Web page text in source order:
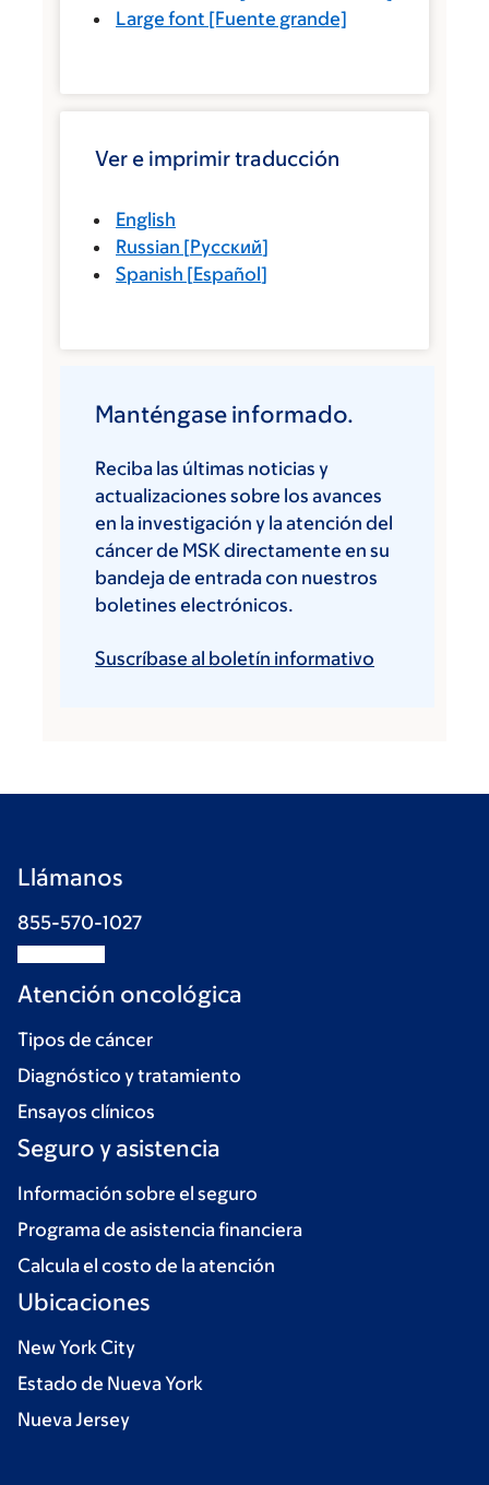
Large font [Fuente grande]
Ver e imprimir traducción
English
Russian [Русский]
Spanish [Español]
Manténgase informado.
Reciba las últimas noticias y
actualizaciones sobre los avances
en la investigación y la atención del
cáncer de MSK directamente en su
bandeja de entrada con nuestros
boletines electrónicos.
Suscríbase al boletín informativo
Llámanos
855-570-1027
Atención oncológica
Tipos de cáncer
Diagnóstico y tratamiento
Ensayos clínicos
Seguro y asistencia
Información sobre el seguro
Programa de asistencia financiera
Calcula el costo de la atención
Ubicaciones
New York City
Estado de Nueva York
Nueva Jersey